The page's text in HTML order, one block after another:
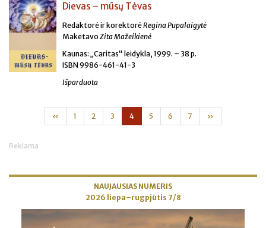
Dievas – mūsų Tėvas
Redaktorė ir korektorėRegina Pupalaigytė
Maketavo Zita Mažeikienė
Kaunas: „Caritas“ leidykla, 1999. – 38 p.
ISBN 9986-461-41-3
Išparduota
« 1 2 3 4 5 6 7 »
Reklama
NAUJAUSIAS NUMERIS
2026 liepa–rugpjūtis 7/8